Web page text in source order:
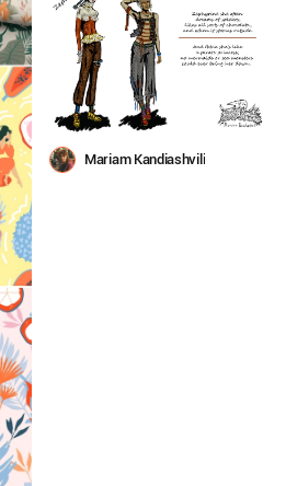
Mariam Kandiashvili